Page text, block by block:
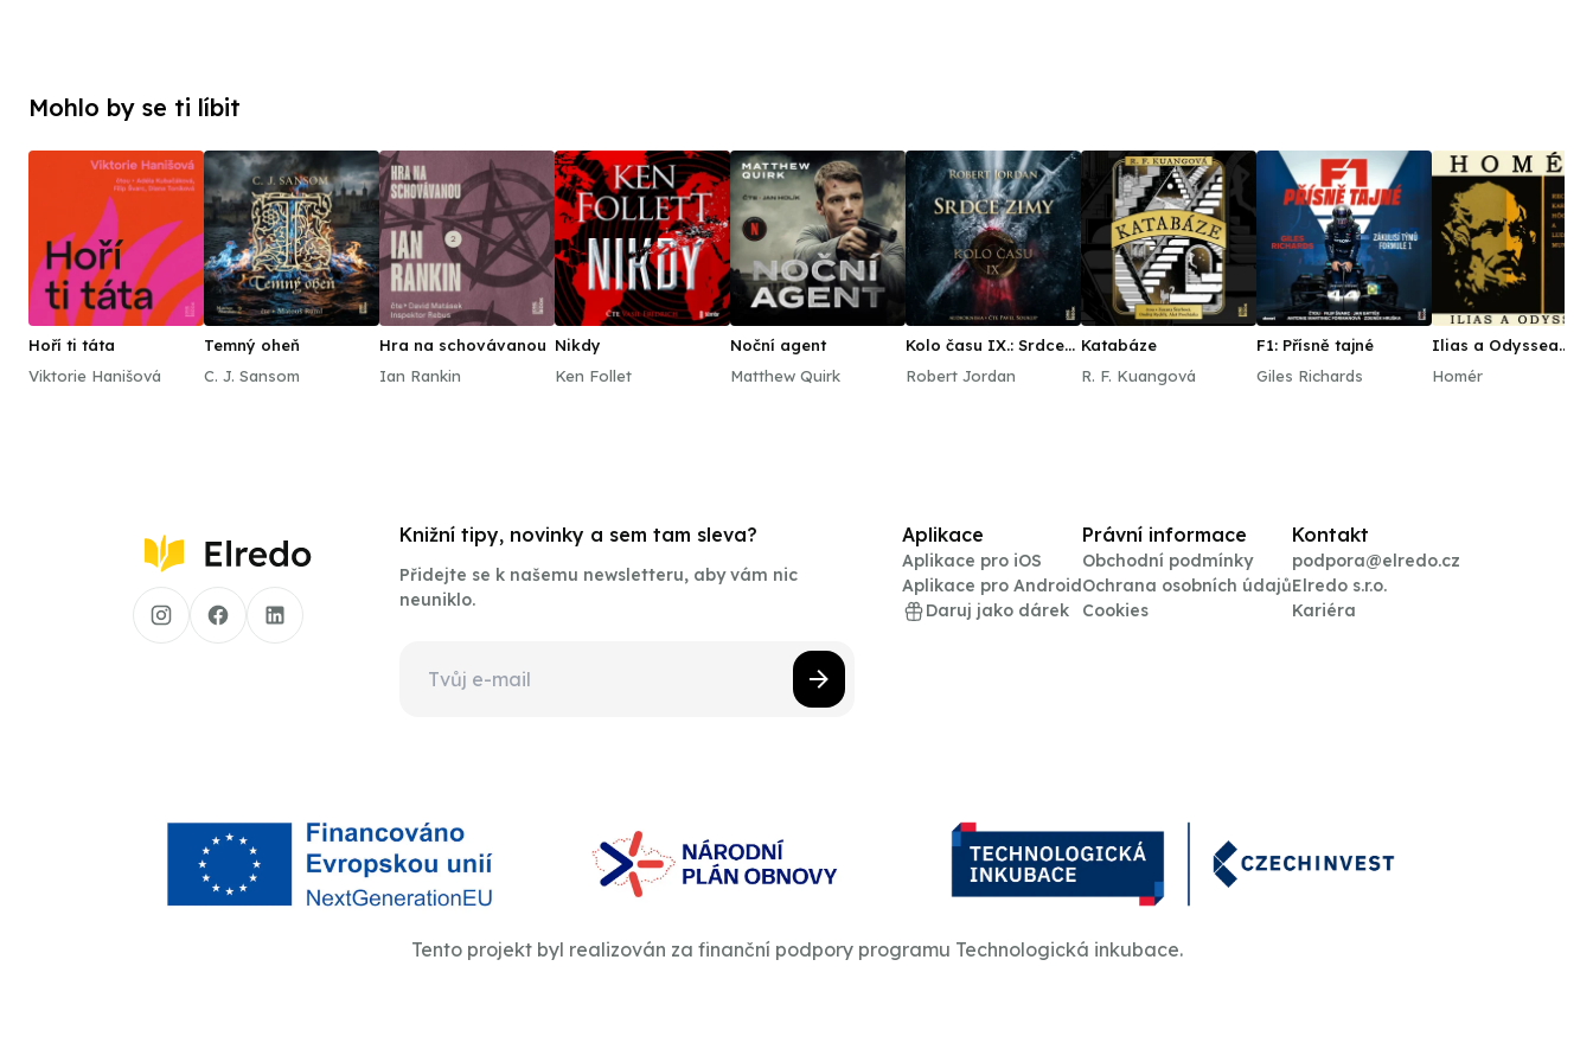
Mohlo by se ti líbit
Hoří ti táta
Viktorie Hanišová
Temný oheň
C. J. Sansom
Hra na schovávanou
Ian Rankin
Nikdy
Ken Follet
Noční agent
Matthew Quirk
Kolo času IX.: Srdce
Robert Jordan
Katabáze
R. F. Kuangová
F1: Přísně tajné
Giles Richards
Ilias a Odyssea.
básnických eposů
Homér
Knižní tipy, novinky a sem tam sleva?
Přidejte se k našemu newsletteru, aby vám nic
neuniklo.
Aplikace
Aplikace pro iOS
Aplikace pro Android
Daruj jako dárek
Právní informace
Obchodní podmínky
Ochrana osobních údajů
Cookies
Kontakt
podpora@elredo.cz
Elredo s.r.o.
Kariéra
Tento projekt byl realizován za finanční podpory programu Technologická inkubace.